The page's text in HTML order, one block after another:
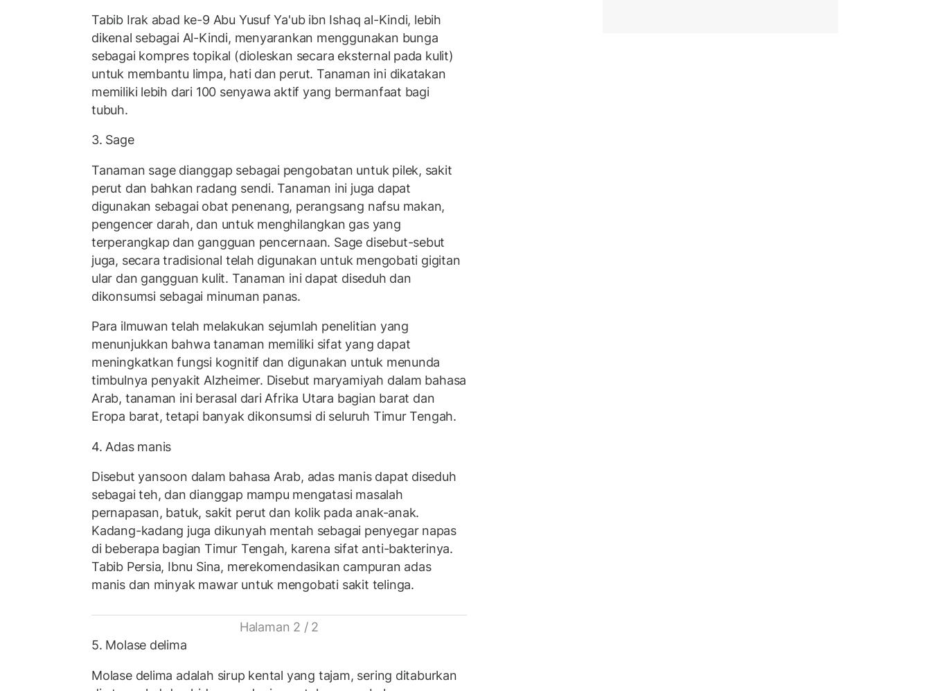
Tabib Irak abad ke-9 Abu Yusuf Ya'ub ibn Ishaq al-Kindi, lebih
dikenal sebagai Al-Kindi, menyarankan menggunakan bunga
sebagai kompres topikal (dioleskan secara eksternal pada kulit)
untuk membantu limpa, hati dan perut. Tanaman ini dikatakan
memiliki lebih dari 100 senyawa aktif yang bermanfaat bagi
tubuh.
3. Sage
Tanaman sage dianggap sebagai pengobatan untuk pilek, sakit
perut dan bahkan radang sendi. Tanaman ini juga dapat
digunakan sebagai obat penenang, perangsang nafsu makan,
pengencer darah, dan untuk menghilangkan gas yang
terperangkap dan gangguan pencernaan. Sage disebut-sebut
juga, secara tradisional telah digunakan untuk mengobati gigitan
ular dan gangguan kulit. Tanaman ini dapat diseduh dan
dikonsumsi sebagai minuman panas.
Para ilmuwan telah melakukan sejumlah penelitian yang
menunjukkan bahwa tanaman memiliki sifat yang dapat
meningkatkan fungsi kognitif dan digunakan untuk menunda
timbulnya penyakit Alzheimer. Disebut maryamiyah dalam bahasa
Arab, tanaman ini berasal dari Afrika Utara bagian barat dan
Eropa barat, tetapi banyak dikonsumsi di seluruh Timur Tengah.
4. Adas manis
Disebut yansoon dalam bahasa Arab, adas manis dapat diseduh
sebagai teh, dan dianggap mampu mengatasi masalah
pernapasan, batuk, sakit perut dan kolik pada anak-anak.
Kadang-kadang juga dikunyah mentah sebagai penyegar napas
di beberapa bagian Timur Tengah, karena sifat anti-bakterinya.
Tabib Persia, Ibnu Sina, merekomendasikan campuran adas
manis dan minyak mawar untuk mengobati sakit telinga.
Halaman 2 / 2
5. Molase delima
Molase delima adalah sirup kental yang tajam, sering ditaburkan